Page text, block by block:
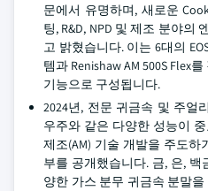
문에서 유명하며, 새로운
팅, R&D, NPD 및 제조 분야의
고 밝혔습니다. 이는 6대의
템과 Renishaw AM 500S Flex
기능으로 구성됩니다.
2024년, 전문 귀금속 및 주얼
우주와 같은 다양한 성능이
제조(AM) 기술 개발을 주도
부를 공개했습니다. 금, 은,
양한 가스 분무 귀금속 분말